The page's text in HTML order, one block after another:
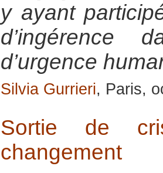
y ayant
d’ingérence
d’urgence
Silvia Gurrieri, Paris,
Sortie de
changement